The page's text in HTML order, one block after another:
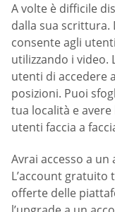
A volte è difficile
dalla sua scrittura.
consente agli
utilizzando i
utenti di accedere
posizioni. Puoi
tua località e
utenti faccia a
Avrai accesso a
L’account gratuito
offerte delle